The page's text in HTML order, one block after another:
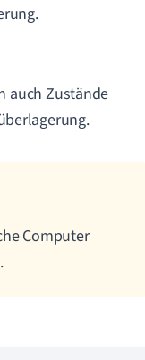
auch Zustände
Computer